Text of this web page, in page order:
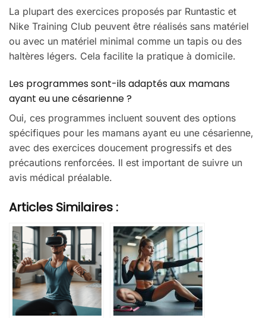
La plupart des exercices proposés par Runtastic et
Nike Training Club peuvent être réalisés sans matériel
ou avec un matériel minimal comme un tapis ou des
haltères légers. Cela facilite la pratique à domicile.
Les programmes sont-ils adaptés aux mamans
ayant eu une césarienne ?
Oui, ces programmes incluent souvent des options
spécifiques pour les mamans ayant eu une césarienne,
avec des exercices doucement progressifs et des
précautions renforcées. Il est important de suivre un
avis médical préalable.
Articles Similaires :